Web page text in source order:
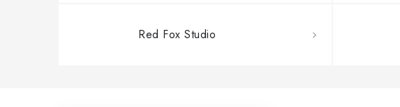
Red Fox Studio